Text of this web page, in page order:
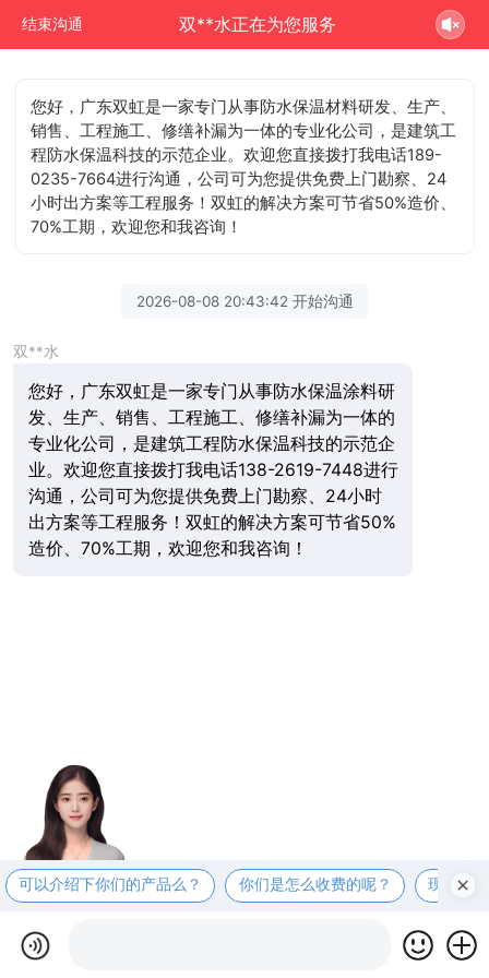
结束沟通 双**水正在为您服务
您好，广东双虹是一家专门从事防水保温材料研发、生产、
销售、工程施工、修缮补漏为一体的专业化公司，是建筑工
程防水保温科技的示范企业。欢迎您直接拨打我电话189-
0235-7664进行沟通，公司可为您提供免费上门勘察、24
小时出方案等工程服务！双虹的解决方案可节省50%造价、
70%工期，欢迎您和我咨询！
2026-08-08 20:43:42 开始沟通
双**水
您好，广东双虹是一家专门从事防水保温涂料研
发、生产、销售、工程施工、修缮补漏为一体的
专业化公司，是建筑工程防水保温科技的示范企
业。欢迎您直接拨打我电话138-2619-7448进行
沟通，公司可为您提供免费上门勘察、24小时
出方案等工程服务！双虹的解决方案可节省50%
造价、70%工期，欢迎您和我咨询！
可以介绍下你们的产品么？ 你们是怎么收费的呢？ 现在有